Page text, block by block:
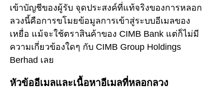
เข้าบัญชีของผู้รับ จุดประสงค์ที่แท้จริงของการหลอก
ลวงนี้คือการขโมยข้อมูลการเข้าสู่ระบบอีเมลของ
เหยื่อ แม้จะใช้ตราสินค้าของ CIMB Bank แต่ก็ไม่มี
ความเกี่ยวข้องใดๆ กับ CIMB Group Holdings
Berhad เลย
หัวข้ออีเมลและเนื้อหาอีเมลที่หลอกลวง